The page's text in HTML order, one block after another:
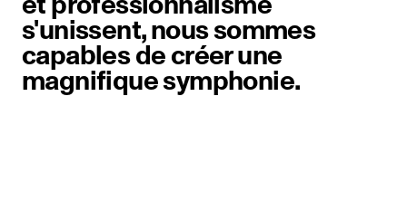
s'unissent, nous sommes
capables de créer une
magnifique symphonie.